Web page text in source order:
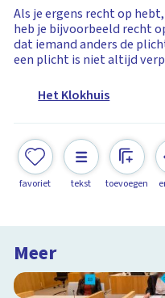
Als je ergens recht op
heb je bijvoorbeeld recht
dat iemand anders de
een plicht is niet altijd
Het Klokhuis
favoriet tekst toevoegen
Meer